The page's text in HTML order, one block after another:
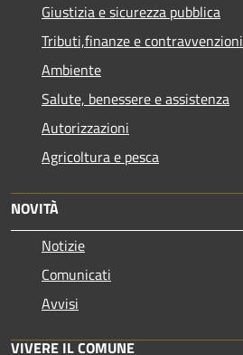
Giustizia e sicurezza pubblica
Tributi,finanze e contravvenzioni
Ambiente
Salute, benessere e assistenza
Autorizzazioni
Agricoltura e pesca
NOVITÀ
Notizie
Comunicati
Avvisi
VIVERE IL COMUNE